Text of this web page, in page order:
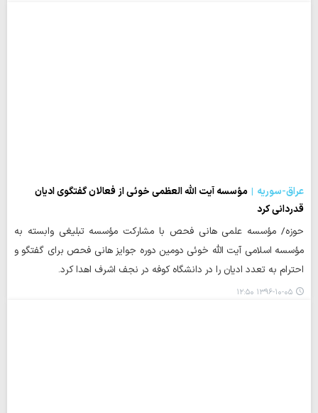
عراق-سوریه
مؤسسه آیت الله العظمی خوئی از فعالان گفتگوی ادیان
قدردانی کرد
حوزه/ مؤسسه علمی هانی فحص با مشارکت مؤسسه تبلیغی وابسته به
مؤسسه اسلامی آیت الله خوئی دومین دوره جوایز هانی فحص برای گفتگو و
احترام به تعدد ادیان را در دانشگاه کوفه در نجف اشرف اهدا کرد.
۱۳۹۶-۱۰-۰۵ ۱۲:۵۰